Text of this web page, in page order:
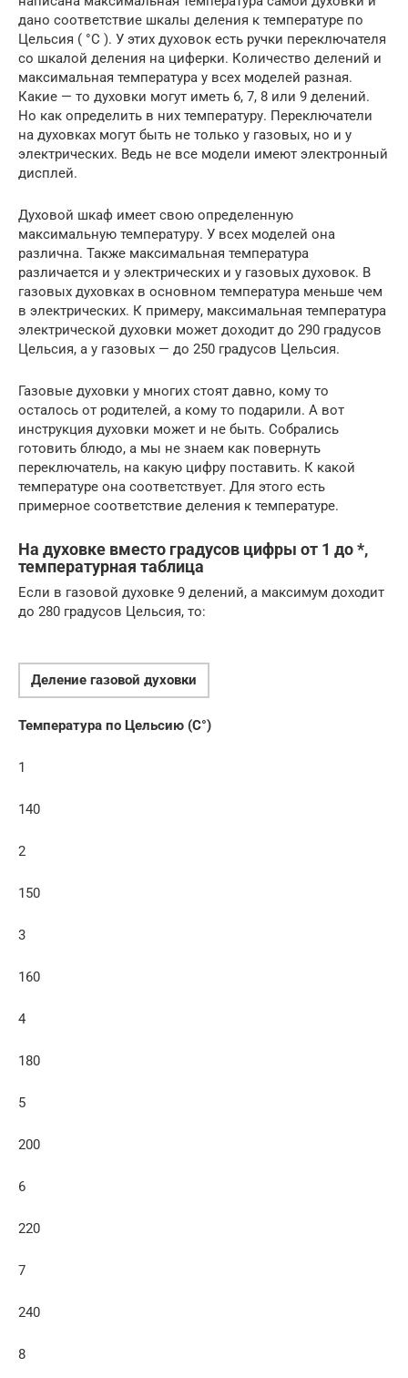
дано соответствие шкалы деления к температуре по
Цельсия ( °C ). У этих духовок есть ручки переключателя
со шкалой деления на циферки. Количество делений и
максимальная температура у всех моделей разная.
Какие — то духовки могут иметь 6, 7, 8 или 9 делений.
Но как определить в них температуру. Переключатели
на духовках могут быть не только у газовых, но и у
электрических. Ведь не все модели имеют электронный
дисплей.
Духовой шкаф имеет свою определенную
максимальную температуру. У всех моделей она
различна. Также максимальная температура
различается и у электрических и у газовых духовок. В
газовых духовках в основном температура меньше чем
в электрических. К примеру, максимальная температура
электрической духовки может доходит до 290 градусов
Цельсия, а у газовых — до 250 градусов Цельсия.
Газовые духовки у многих стоят давно, кому то
осталось от родителей, а кому то подарили. А вот
инструкция духовки может и не быть. Собрались
готовить блюдо, а мы не знаем как повернуть
переключатель, на какую цифру поставить. К какой
температуре она соответствует. Для этого есть
примерное соответствие деления к температуре.
На духовке вместо градусов цифры от 1 до *,
температурная таблица
Если в газовой духовке 9 делений, а максимум доходит
до 280 градусов Цельсия, то:
Деление газовой духовки
Температура по Цельсию (C°)
1
140
2
150
3
160
4
180
5
200
6
220
7
240
8